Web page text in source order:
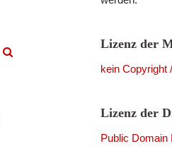
Lizenz der
kein Copyright
Lizenz der
Public Domain